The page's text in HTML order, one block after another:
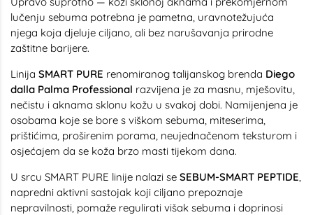
lučenju sebuma potrebna je pametna, uravnotežujuća
njega koja djeluje ciljano, ali bez narušavanja prirodne
zaštitne barijere.
Linija SMART PURE renomiranog talijanskog brenda Diego
dalla Palma Professional razvijena je za masnu, mješovitu,
nečistu i aknama sklonu kožu u svakoj dobi. Namijenjena je
osobama koje se bore s viškom sebuma, miteserima,
prištićima, proširenim porama, neujednačenom teksturom i
osjećajem da se koža brzo masti tijekom dana.
U srcu SMART PURE linije nalazi se SEBUM-SMART PEPTIDE,
napredni aktivni sastojak koji ciljano prepoznaje
nepravilnosti, pomaže regulirati višak sebuma i doprinosi